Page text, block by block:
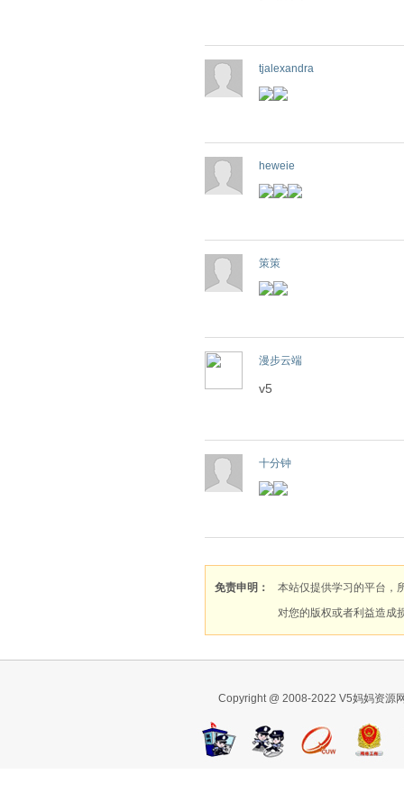
tjalexandra
heweie
策策
漫步云端
v5
十分钟
免责申明：
本站仅提供学习的平台，
对您的版权或者利益造成
Copyright @ 2008-2022 V5妈妈资源